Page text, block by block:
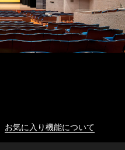
お気に入り機能について